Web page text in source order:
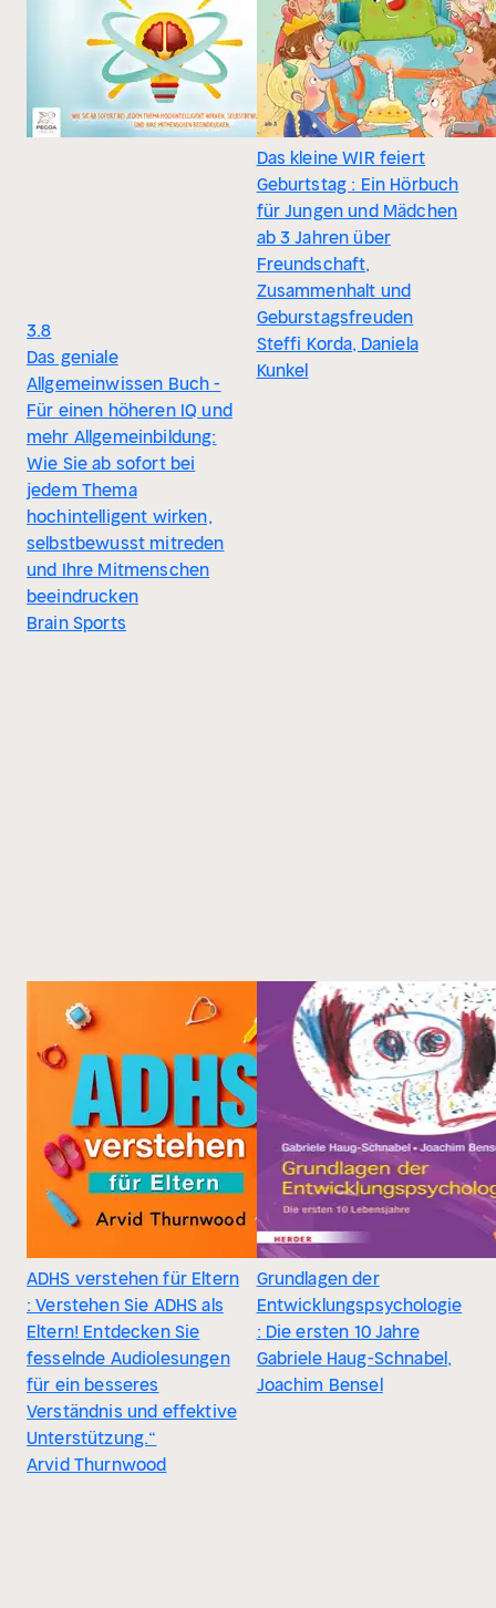
3.8
Das geniale
Allgemeinwissen Buch -
Für einen höheren IQ und
mehr Allgemeinbildung:
Wie Sie ab sofort bei
jedem Thema
hochintelligent wirken,
selbstbewusst mitreden
und Ihre Mitmenschen
beeindrucken
Brain Sports
Das kleine WIR feiert
Geburtstag : Ein Hörbuch
für Jungen und Mädchen
ab 3 Jahren über
Freundschaft,
Zusammenhalt und
Geburstagsfreuden
Steffi Korda, Daniela
Kunkel
ADHS verstehen für Eltern
: Verstehen Sie ADHS als
Eltern! Entdecken Sie
fesselnde Audiolesungen
für ein besseres
Verständnis und effektive
Unterstützung.“
Arvid Thurnwood
Grundlagen der
Entwicklungspsychologie
: Die ersten 10 Jahre
Gabriele Haug-Schnabel,
Joachim Bensel